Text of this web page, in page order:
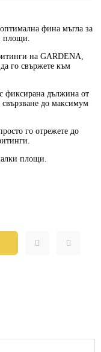
фина мъгла за
площи.
на GARDENA,
го свържете към
фиксирана дължина от
до максимум
го отрежете до
площи.